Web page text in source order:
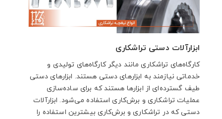
ابزارآلات دستی تراشکاری
کارگاه‌های تراشکاری مانند دیگر کارگاه‌های تولیدی و
خدماتی نیازمند به ابزارهای دستی هستند. ابزارهای دستی
طیف گسترده‌ای از ابزارها هستند که برای ساده‌سازی
عملیات تراشکاری و برش‌کاری استفاده می‌شود. ابزارآلات
دستی که در تراشکاری و برش‌کاری بیشترین استفاده را